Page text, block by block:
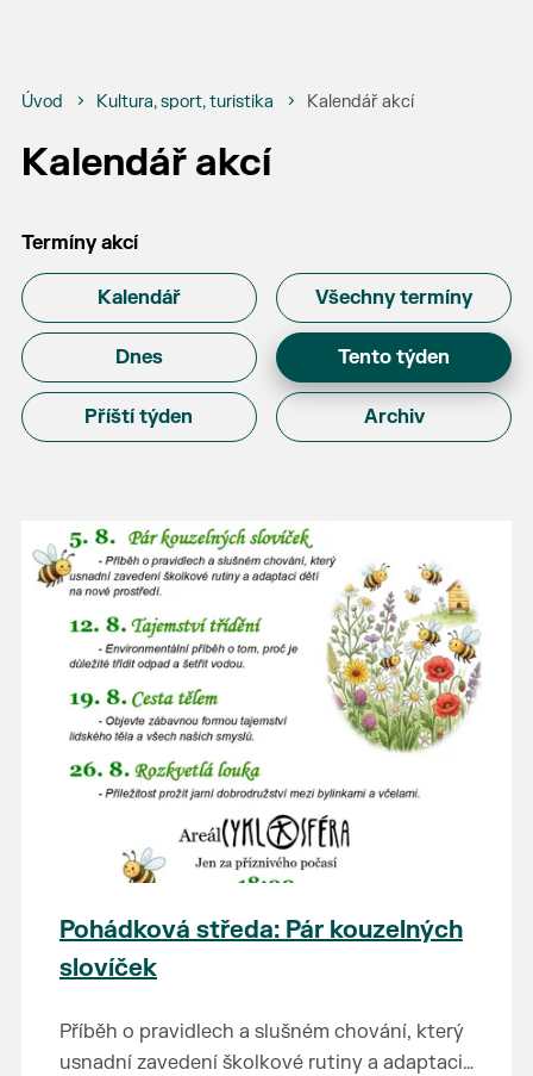
Úvod Kultura, sport, turistika Kalendář akcí
Kalendář akcí
Termíny akcí
Kalendář Všechny termíny
Dnes Tento týden
Příští týden Archiv
Pohádková středa: Pár kouzelných
slovíček
Příběh o pravidlech a slušném chování, který
usnadní zavedení školkové rutiny a adaptaci